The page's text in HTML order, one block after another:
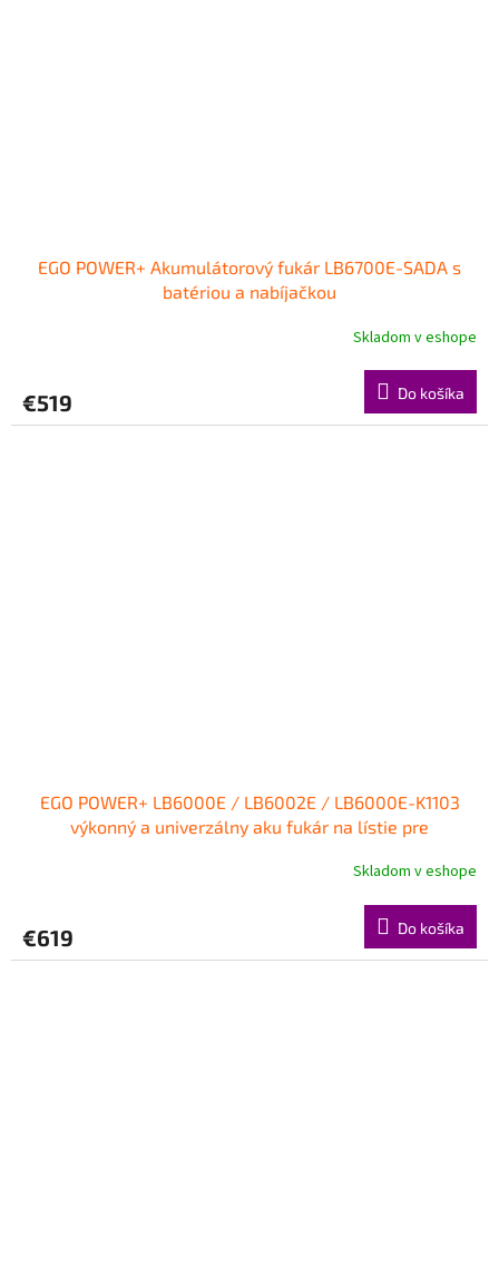
EGO POWER+ Akumulátorový fukár LB6700E-SADA s
batériou a nabíjačkou
Skladom v eshope
€519 Do košíka
EGO POWER+ LB6000E / LB6002E / LB6000E-K1103
výkonný a univerzálny aku fukár na lístie pre
Skladom v eshope
€619 Do košíka